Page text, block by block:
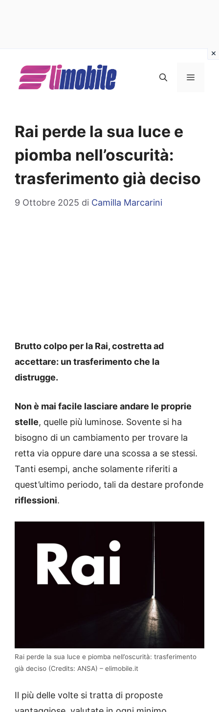
contenuto
MENU
Rai perde la sua luce e
piomba nell’oscurità:
trasferimento già deciso
9 Ottobre 2025 di Camilla Marcarini
Brutto colpo per la Rai, costretta ad
accettare: un trasferimento che la
distrugge.
Non è mai facile lasciare andare le proprie
stelle, quelle più luminose. Sovente si ha
bisogno di un cambiamento per trovare la
retta via oppure dare una scossa a se stessi.
Tanti esempi, anche solamente riferiti a
quest’ultimo periodo, tali da destare profonde
riflessioni.
Rai perde la sua luce e piomba nell’oscurità: trasferimento
già deciso (Credits: ANSA) – elimobile.it
Il più delle volte si tratta di proposte